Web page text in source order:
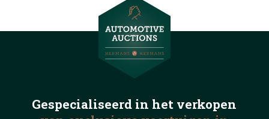
Gespecialiseerd in het verkopen